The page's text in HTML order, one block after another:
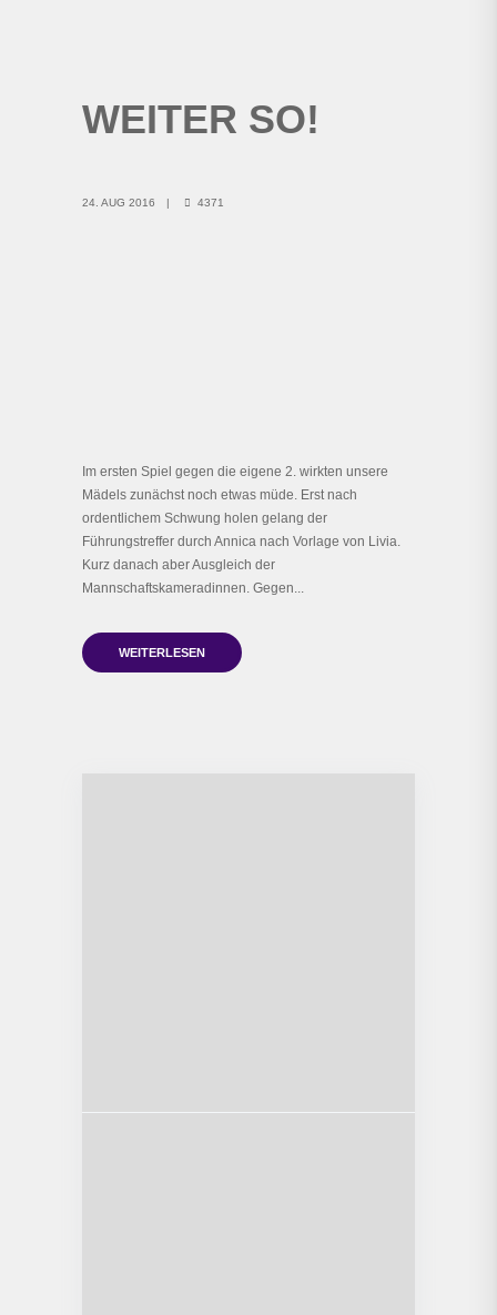
WEITER SO!
24. AUG 2016 4371
Im ersten Spiel gegen die eigene 2. wirkten unsere
Mädels zunächst noch etwas müde. Erst nach
ordentlichem Schwung holen gelang der
Führungstreffer durch Annica nach Vorlage von Livia.
Kurz danach aber Ausgleich der
Mannschaftskameradinnen. Gegen...
WEITERLESEN